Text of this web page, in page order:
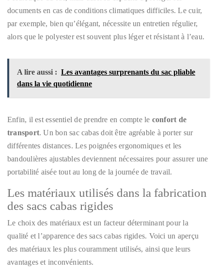
documents en cas de conditions climatiques difficiles. Le cuir,
par exemple, bien qu’élégant, nécessite un entretien régulier,
alors que le polyester est souvent plus léger et résistant à l’eau.
A lire aussi : Les avantages surprenants du sac pliable
dans la vie quotidienne
Enfin, il est essentiel de prendre en compte le confort de
transport. Un bon sac cabas doit être agréable à porter sur
différentes distances. Les poignées ergonomiques et les
bandoulières ajustables deviennent nécessaires pour assurer une
portabilité aisée tout au long de la journée de travail.
Les matériaux utilisés dans la fabrication
des sacs cabas rigides
Le choix des matériaux est un facteur déterminant pour la
qualité et l’apparence des sacs cabas rigides. Voici un aperçu
des matériaux les plus couramment utilisés, ainsi que leurs
avantages et inconvénients.